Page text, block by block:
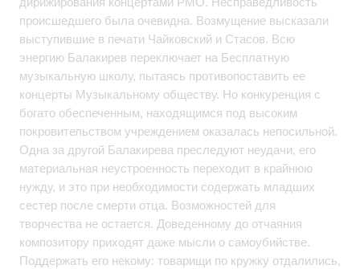
происшедшего была очевидна. Возмущение высказали
выступившие в печати Чайковский и Стасов. Всю
энергию Балакирев переключает на Бесплатную
музыкальную школу, пытаясь противопоставить ее
концерты Музыкальному обществу. Но конкуренция с
богато обеспеченным, находящимся под высоким
покровительством учреждением оказалась непосильной.
Одна за другой Балакирева преследуют неудачи, его
материальная неустроенность переходит в крайнюю
нужду, и это при необходимости содержать младших
сестер после смерти отца. Возможностей для
творчества не остается. Доведенному до отчаяния
композитору приходят даже мысли о самоубийстве.
Поддержать его некому: товарищи по кружку отдалились,